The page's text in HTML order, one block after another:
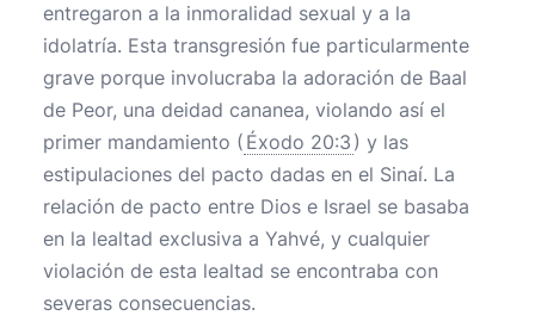
entregaron a la inmoralidad sexual y a la
idolatría. Esta transgresión fue particularmente
grave porque involucraba la adoración de Baal
de Peor, una deidad cananea, violando así el
primer mandamiento ( Éxodo 20:3 ) y las
estipulaciones del pacto dadas en el Sinaí. La
relación de pacto entre Dios e Israel se basaba
en la lealtad exclusiva a Yahvé, y cualquier
violación de esta lealtad se encontraba con
severas consecuencias.